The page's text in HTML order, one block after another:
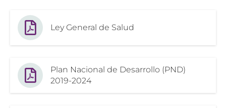
Ley General de Salud
Plan Nacional de Desarrollo (PND)
2019-2024